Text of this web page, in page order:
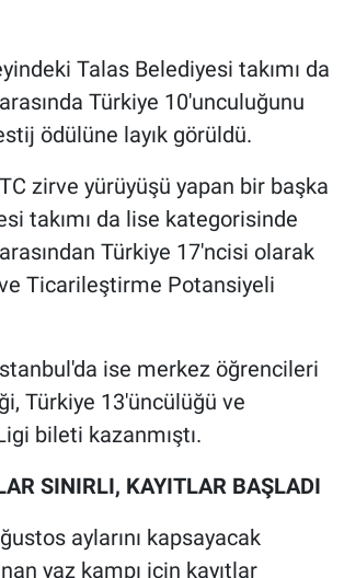
Talas Belediyesi takımı da
Türkiye 10'unculuğunu
ödülüne layık görüldü.
zirve yürüyüşü yapan bir başka
takımı da lise kategorisinde
Türkiye 17'ncisi olarak
Ticarileştirme Potansiyeli
ise merkez öğrencileri
Türkiye 13'üncülüğü ve
bileti kazanmıştı.
SINIRLI, KAYITLAR BAŞLADI
aylarını kapsayacak
yaz kampı için kayıtlar